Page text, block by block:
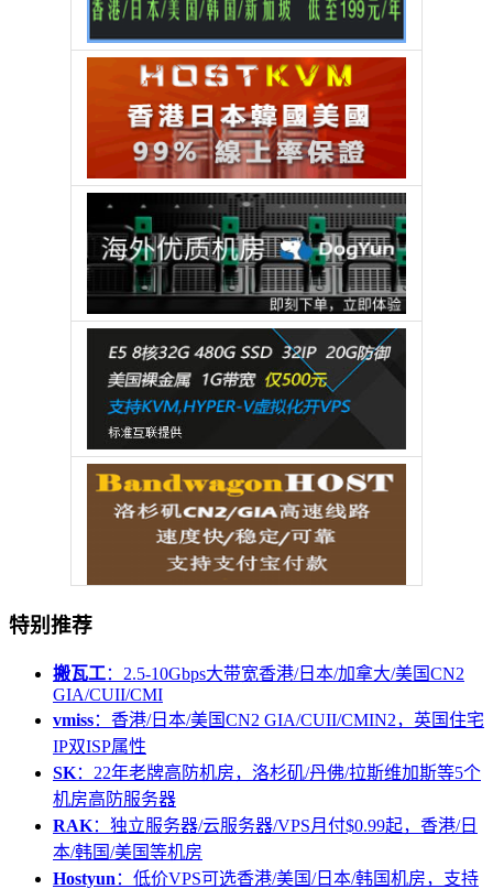
特别推荐
搬瓦工：2.5-10Gbps大带宽香港/日本/加拿大/美国CN2
GIA/CUII/CMI
vmiss：香港/日本/美国CN2 GIA/CUII/CMIN2，英国住宅
IP双ISP属性
SK：22年老牌高防机房，洛杉矶/丹佛/拉斯维加斯等5个
机房高防服务器
RAK：独立服务器/云服务器/VPS月付$0.99起，香港/日
本/韩国/美国等机房
Hostyun ：低价VPS可选香港/美国/日本/韩国机房，支持